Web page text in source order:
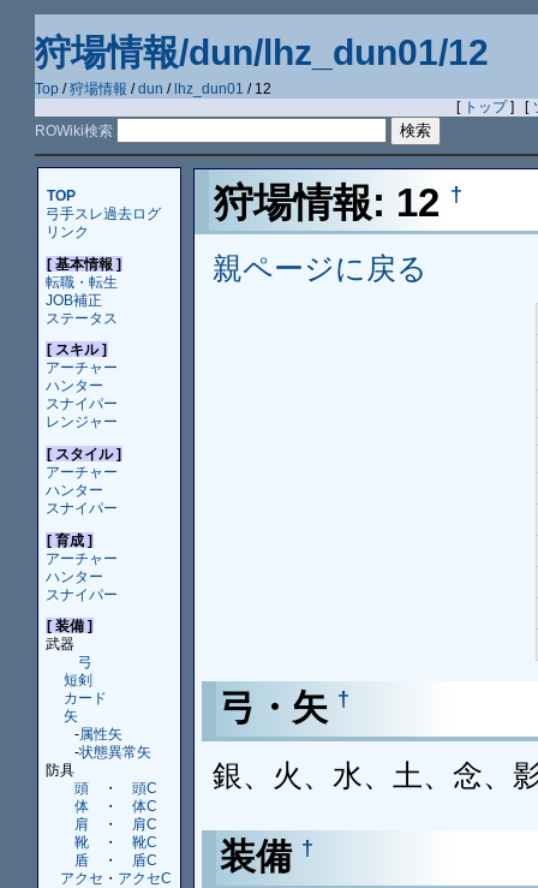
狩場情報/dun/lhz_dun01/12
Top /狩場情報 /dun / lhz_dun01 / 12
[ トップ] [
ROWiki検索
TOP
弓手スレ過去ログ
リンク
[ 基本情報 ]
転職・転生
JOB補正
ステータス
[ スキル ]
アーチャー
ハンター
スナイパー
レンジャー
[ スタイル ]
アーチャー
ハンター
スナイパー
[ 育成 ]
アーチャー
ハンター
スナイパー
[ 装備 ]
武器
弓
短剣
カード
矢
-属性矢
-状態異常矢
防具
頭
・
頭C
体
・
体C
肩
・
肩C
靴
・
靴C
盾
・
盾C
アクセ ・ アクセC
狩場情報: 12 †
親ページに戻る
弓・矢 †
銀、火、水、土、念、
装備 †